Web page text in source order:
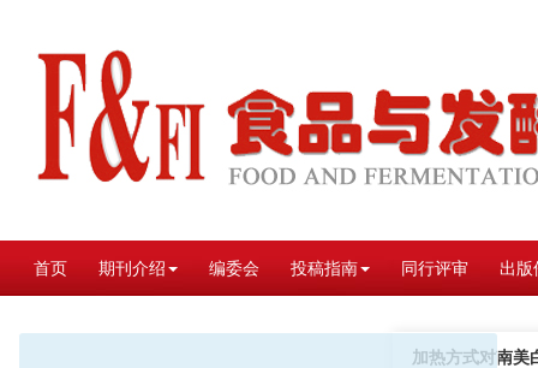
首页 期刊介绍 编委会 投稿指南 同行评审 出版
加热方式对南美